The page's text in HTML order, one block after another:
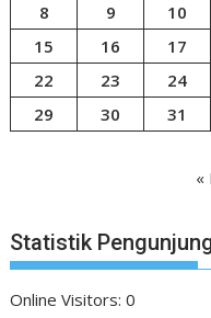
8
9 10
15
16 17
22
23 24
29
30 31
«
Statistik
Online Visitors:0